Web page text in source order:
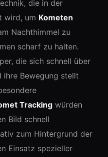
die in der
wird, um Kometen
Nachthimmel zu
scharf zu halten.
die sich schnell über
ihre Bewegung stellt
Tracking würden
Bild schnell
zum Hintergrund der
Einsatz spezieller